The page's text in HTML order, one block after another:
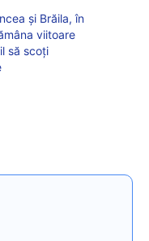
și Brăila, în
viitoare
să scoți